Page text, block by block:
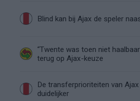
Blind kan bij Ajax de speler
“Twente was toen niet
terug op Ajax-keuze
De transferprioriteiten van
duidelijker